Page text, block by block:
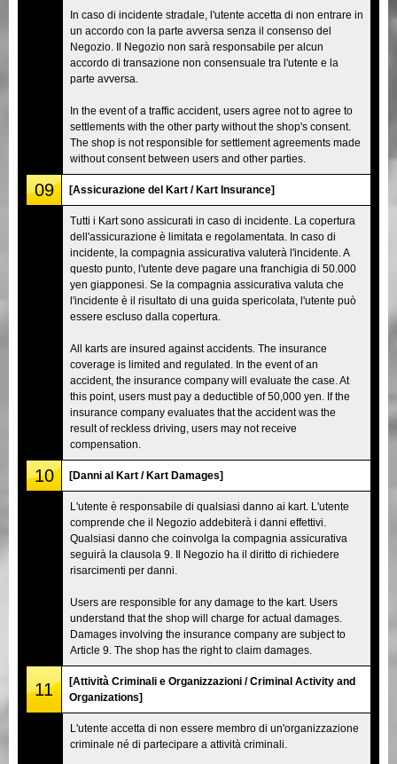
In caso di incidente stradale, l'utente accetta di non entrare in
un accordo con la parte avversa senza il consenso del
Negozio. Il Negozio non sarà responsabile per alcun
accordo di transazione non consensuale tra l'utente e la
parte avversa.
In the event of a traffic accident, users agree not to agree to
settlements with the other party without the shop's consent.
The shop is not responsible for settlement agreements made
without consent between users and other parties.
09 [Assicurazione del Kart / Kart Insurance]
Tutti i Kart sono assicurati in caso di incidente. La copertura
dell'assicurazione è limitata e regolamentata. In caso di
incidente, la compagnia assicurativa valuterà l'incidente. A
questo punto, l'utente deve pagare una franchigia di 50.000
yen giapponesi. Se la compagnia assicurativa valuta che
l'incidente è il risultato di una guida spericolata, l'utente può
essere escluso dalla copertura.
All karts are insured against accidents. The insurance
coverage is limited and regulated. In the event of an
accident, the insurance company will evaluate the case. At
this point, users must pay a deductible of 50,000 yen. If the
insurance company evaluates that the accident was the
result of reckless driving, users may not receive
compensation.
10 [Danni al Kart / Kart Damages]
L'utente è responsabile di qualsiasi danno ai kart. L'utente
comprende che il Negozio addebiterà i danni effettivi.
Qualsiasi danno che coinvolga la compagnia assicurativa
seguirà la clausola 9. Il Negozio ha il diritto di richiedere
risarcimenti per danni.
Users are responsible for any damage to the kart. Users
understand that the shop will charge for actual damages.
Damages involving the insurance company are subject to
Article 9. The shop has the right to claim damages.
11
[Attività Criminali e Organizzazioni / Criminal Activity and
Organizations]
L'utente accetta di non essere membro di un'organizzazione
criminale né di partecipare a attività criminali.